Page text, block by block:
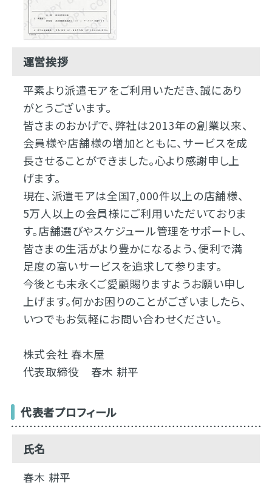
運営挨拶
平素より派遣モアをご利用いただき、誠にあり
がとうございます。
皆さまのおかげで、弊社は2013年の創業以来、
会員様や店舗様の増加とともに、サービスを成
長させることができました。心より感謝申し上
げます。
現在、派遣モアは全国7,000件以上の店舗様、
5万人以上の会員様にご利用いただいておりま
す。店舗選びやスケジュール管理をサポートし、
皆さまの生活がより豊かになるよう、便利で満
足度の高いサービスを追求して参ります。
今後とも末永くご愛顧賜りますようお願い申し
上げます。何かお困りのことがございましたら、
いつでもお気軽にお問い合わせください。
株式会社 春木屋
代表取締役 春木 耕平
代表者プロフィール
氏名
春木 耕平